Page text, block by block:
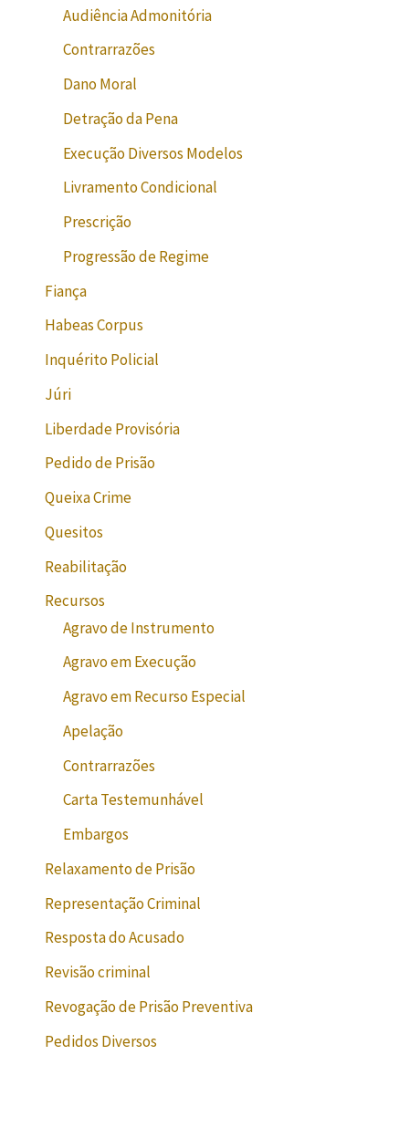
Audiência Admonitória
Contrarrazões
Dano Moral
Detração da Pena
Execução Diversos Modelos
Livramento Condicional
Prescrição
Progressão de Regime
Fiança
Habeas Corpus
Inquérito Policial
Júri
Liberdade Provisória
Pedido de Prisão
Queixa Crime
Quesitos
Reabilitação
Recursos
Agravo de Instrumento
Agravo em Execução
Agravo em Recurso Especial
Apelação
Contrarrazões
Carta Testemunhável
Embargos
Relaxamento de Prisão
Representação Criminal
Resposta do Acusado
Revisão criminal
Revogação de Prisão Preventiva
Pedidos Diversos